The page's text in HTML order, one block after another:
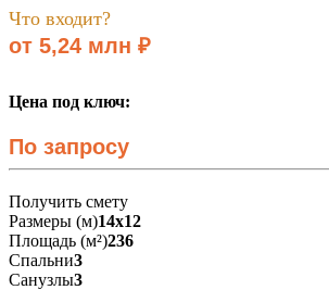
Что входит?
от 5,24 млн ₽
Цена под ключ:
По запросу
Получить смету
Размеры (м)14х12
Площадь (м²)236
Спальни3
Санузлы3